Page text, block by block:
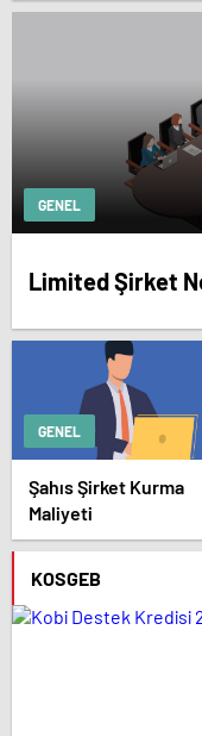
GENEL
Limited Şirket
GENEL
Şahıs Şirket Kurma
Maliyeti
KOSGEB